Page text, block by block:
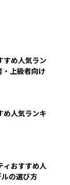
すめ人気ラン
上級者向け
め人気ランキ
ィおすすめ人
の選び方